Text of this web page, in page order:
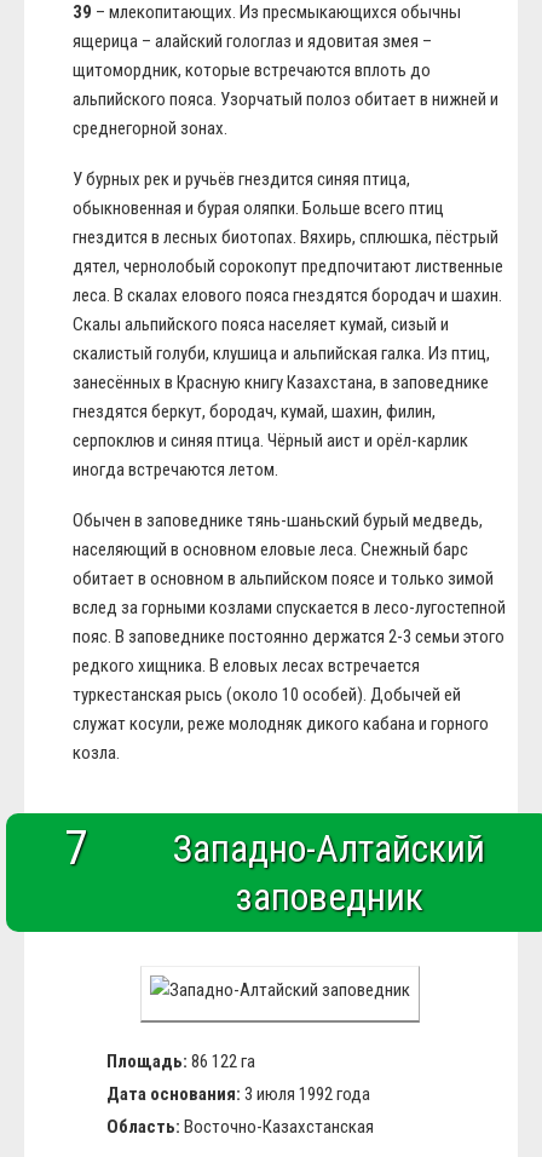
39 – млекопитающих. Из пресмыкающихся обычны
ящерица – алайский гологлаз и ядовитая змея –
щитомордник, которые встречаются вплоть до
альпийского пояса. Узорчатый полоз обитает в нижней и
среднегорной зонах.
У бурных рек и ручьёв гнездится синяя птица,
обыкновенная и бурая оляпки. Больше всего птиц
гнездится в лесных биотопах. Вяхирь, сплюшка, пёстрый
дятел, чернолобый сорокопут предпочитают лиственные
леса. В скалах елового пояса гнездятся бородач и шахин.
Скалы альпийского пояса населяет кумай, сизый и
скалистый голуби, клушица и альпийская галка. Из птиц,
занесённых в Красную книгу Казахстана, в заповеднике
гнездятся беркут, бородач, кумай, шахин, филин,
серпоклюв и синяя птица. Чёрный аист и орёл-карлик
иногда встречаются летом.
Обычен в заповеднике тянь-шаньский бурый медведь,
населяющий в основном еловые леса. Снежный барс
обитает в основном в альпийском поясе и только зимой
вслед за горными козлами спускается в лесо-лугостепной
пояс. В заповеднике постоянно держатся 2-3 семьи этого
редкого хищника. В еловых лесах встречается
туркестанская рысь (около 10 особей). Добычей ей
служат косули, реже молодняк дикого кабана и горного
козла.
7
Западно-Алтайский
заповедник
Площадь: 86 122 га
Дата основания: 3 июля 1992 года
Область: Восточно-Казахстанская